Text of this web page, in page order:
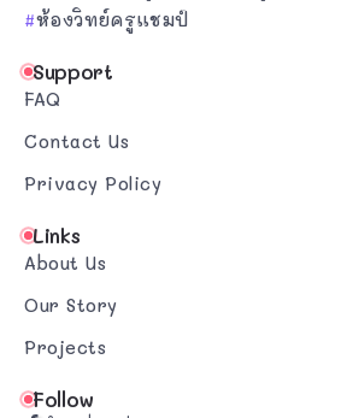
ห้องวิทย์ครูแชมป์
Support
FAQ
Contact Us
Privacy Policy
Links
About Us
Our Story
Projects
Follow